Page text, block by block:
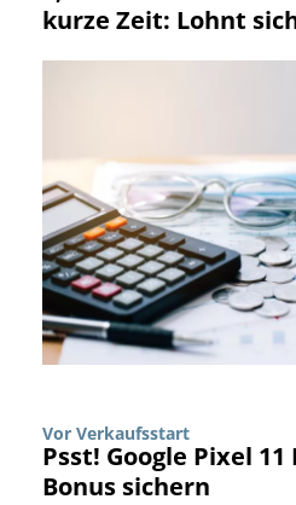
kurze Zeit: Lohnt
Vor Verkaufsstart
Psst! Google Pixel
Bonus sichern